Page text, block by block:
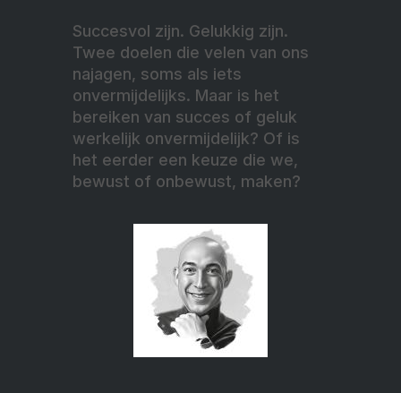
Succesvol zijn. Gelukkig zijn.
Twee doelen die velen van ons
najagen, soms als iets
onvermijdelijks. Maar is het
bereiken van succes of geluk
werkelijk onvermijdelijk? Of is
het eerder een keuze die we,
bewust of onbewust, maken?